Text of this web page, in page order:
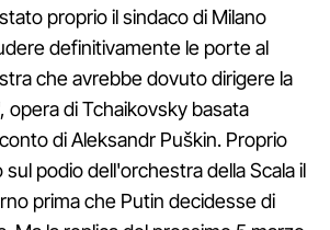
proprio il sindaco di Milano
definitivamente le porte al
che avrebbe dovuto dirigere la
opera di Tchaikovsky basata
di Aleksandr Puškin. Proprio
podio dell'orchestra della Scala il
prima che Putin decidesse di